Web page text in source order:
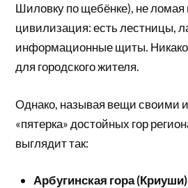
Шиловку по щебёнке), не ломая
цивилизация: есть лестницы,
информационные щиты.
для городского жителя.
Однако, называя вещи своими
«пятерка» достойных гор
выглядит так:
Арбугинская гора